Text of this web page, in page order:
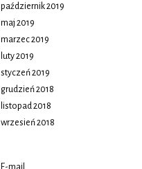
październik 2019
maj 2019
marzec 2019
luty 2019
styczeń 2019
grudzień 2018
listopad 2018
wrzesień 2018
E-mail